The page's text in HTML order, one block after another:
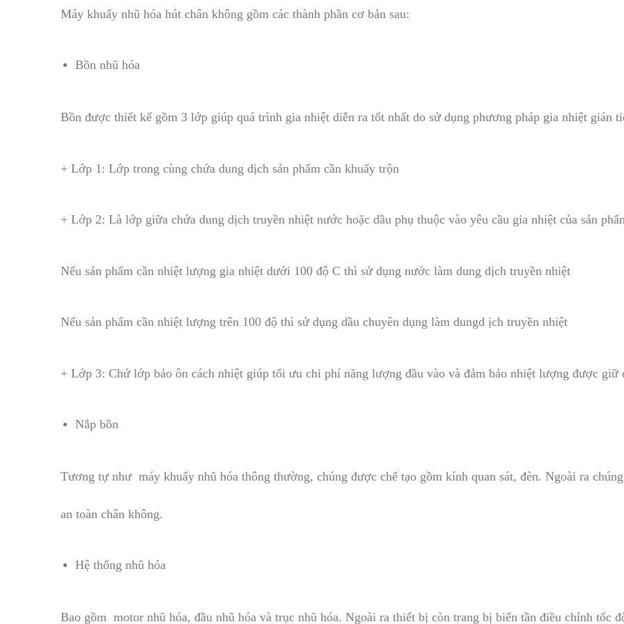
Máy khuấy nhũ hóa hút chân không gồm các thành phần cơ bản sau:
Bồn nhũ hóa
Bồn được thiết kế gồm 3 lớp giúp quá trình gia nhiệt diễn ra tốt nhất do sử dụng phương pháp gia nhiệt gián
+ Lớp 1: Lớp trong cùng chứa dung dịch sản phẩm cần khuấy trộn
+ Lớp 2: Là lớp giữa chứa dung dịch truyền nhiệt nước hoặc dầu phụ thuộc vào yêu cầu gia nhiệt của sản
Nếu sản phẩm cần nhiệt lượng gia nhiệt dưới 100 độ C thì sử dụng nước làm dung dịch truyền nhiệt
Nếu sản phẩm cần nhiệt lượng trên 100 độ thì sử dụng dầu chuyên dụng làm dungd ịch truyền nhiệt
+ Lớp 3: Chứ lớp bảo ôn cách nhiệt giúp tối ưu chi phí năng lượng đầu vào và đảm bảo nhiệt lượng được giữ
Nắp bồn
Tương tự như máy khuấy nhũ hóa thông thường, chúng được chế tạo gồm kính quan sát, đèn. Ngoài ra
an toàn chân không.
Hệ thống nhũ hóa
Bao gồm motor nhũ hóa, đầu nhũ hóa và trục nhũ hóa. Ngoài ra thiết bị còn trang bị biến tần điều chỉnh tốc